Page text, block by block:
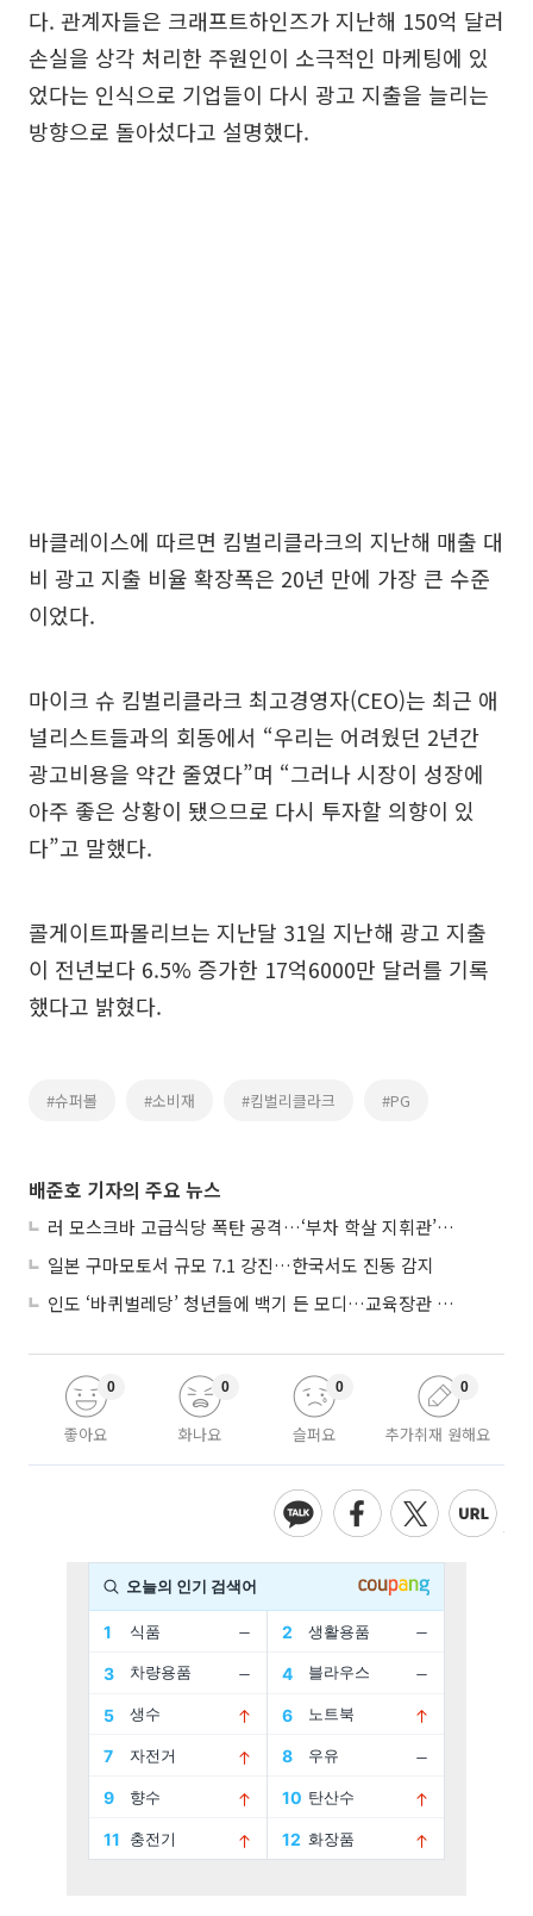
다. 관계자들은 크래프트하인즈가 지난해 150억 달러
손실을 상각 처리한 주원인이 소극적인 마케팅에 있
었다는 인식으로 기업들이 다시 광고 지출을 늘리는
방향으로 돌아섰다고 설명했다.
바클레이스에 따르면 킴벌리클라크의 지난해 매출 대
비 광고 지출 비율 확장폭은 20년 만에 가장 큰 수준
이었다.
마이크 슈 킴벌리클라크 최고경영자(CEO)는 최근 애
널리스트들과의 회동에서 “우리는 어려웠던 2년간
광고비용을 약간 줄였다”며 “그러나 시장이 성장에
아주 좋은 상황이 됐으므로 다시 투자할 의향이 있
다”고 말했다.
콜게이트파몰리브는 지난달 31일 지난해 광고 지출
이 전년보다 6.5% 증가한 17억6000만 달러를 기록
했다고 밝혔다.
#슈퍼볼 #소비재 #킴벌리클라크 #PG
배준호 기자의 주요 뉴스
러 모스크바 고급식당 폭탄 공격…‘부차 학살 지휘관’ 노렸나
일본 구마모토서 규모 7.1 강진…한국서도 진동 감지
인도 ‘바퀴벌레당’ 청년들에 백기 든 모디…교육장관 사퇴
좋아요
0
화나요
0
슬퍼요
0
추가취재 원해요
0